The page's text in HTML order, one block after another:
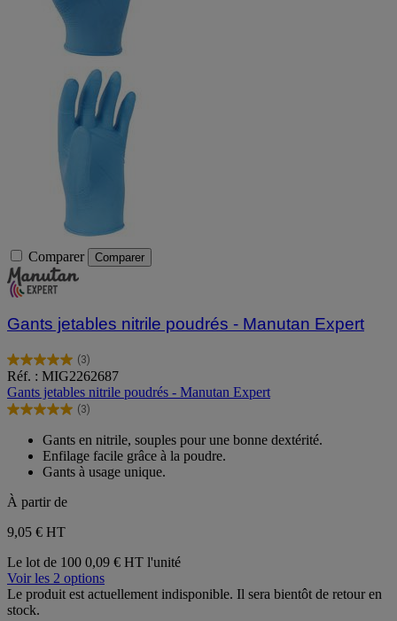
Comparer Comparer
Gants jetables nitrile poudrés - Manutan Expert
(3)
5.0
sur
5
étoiles.
avis
Réf. : MIG2262687
Gants jetables nitrile poudrés - Manutan Expert
(3)
5.0
étoiles.
avis
Gants en nitrile, souples pour une bonne dextérité.
Enfilage facile grâce à la poudre.
Gants à usage unique.
À partir de
9,05 € HT
Le lot de 100 0,09 € HT l'unité
Voir les 2 options
Le produit est actuellement indisponible. Il sera bientôt de retour en
stock.